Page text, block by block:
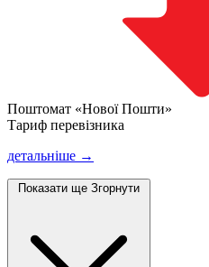
Поштомат «Нової Пошти»
Тариф перевізника
детальніше →
Показати ще Згорнути